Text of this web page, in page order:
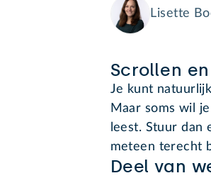
Lisette
Scrollen
Je kunt
Maar soms wil
leest. Stuur dan
meteen terecht
Deel van